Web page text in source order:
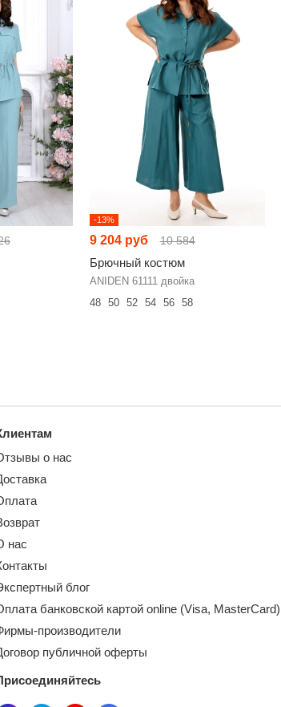
-13%
9 204 руб 10 584
Брючный костюм
ANIDEN 61111 двойка
48
50 52 54 56 58
о нас
нас
блог
банковской картой online (Visa, MasterCard)
производители
публичной оферты